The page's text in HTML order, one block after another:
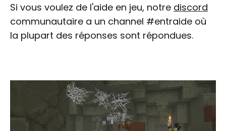
Si vous voulez de l'aide en jeu, notre discord
communautaire a un channel #entraide où
la plupart des réponses sont répondues.